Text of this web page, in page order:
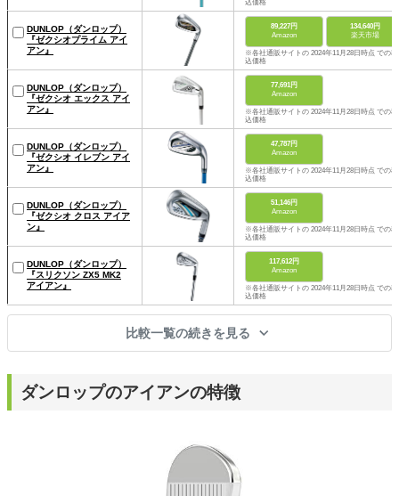
込価格
DUNLOP（ダンロップ）
『ゼクシオプライム アイ
アン』
89,227円
Amazon
134,640円
楽天市場
※各社通販サイトの 2024年11月28日時点 での税
込価格
DUNLOP（ダンロップ）
『ゼクシオ エックス アイ
アン』
77,691円
Amazon
※各社通販サイトの 2024年11月28日時点 での税
込価格
DUNLOP（ダンロップ）
『ゼクシオ イレブン アイ
アン』
47,787円
Amazon
※各社通販サイトの 2024年11月28日時点 での税
込価格
DUNLOP（ダンロップ）
『ゼクシオ クロス アイア
ン』
51,146円
Amazon
※各社通販サイトの 2024年11月28日時点 での税
込価格
DUNLOP（ダンロップ）
『スリクソン ZX5 MK2
アイアン』
117,612円
Amazon
※各社通販サイトの 2024年11月28日時点 での税
込価格
比較一覧の続きを見る
ダンロップのアイアンの特徴